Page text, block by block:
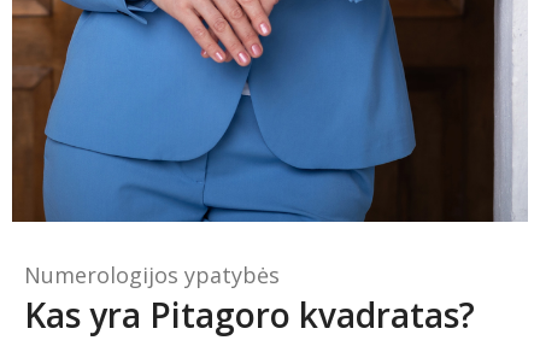
Numerologijos ypatybės
Kas yra Pitagoro kvadratas?